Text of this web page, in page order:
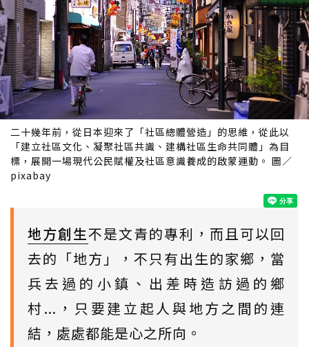
二十幾年前，從日本迎來了「社區總體營造」的思維，從此以
「建立社區文化、凝聚社區共識、建構社區生命共同體」為目
標，展開一場現代公民賦權及社區意識養成的啟蒙運動。 圖／
pixabay
地方創生不是文青的專利，而且可以回
去的「地方」，不只有出生的家鄉，當
兵去過的小鎮、出差時造訪過的鄉
村...，只要建立起人與地方之間的連
結，處處都能是心之所向。